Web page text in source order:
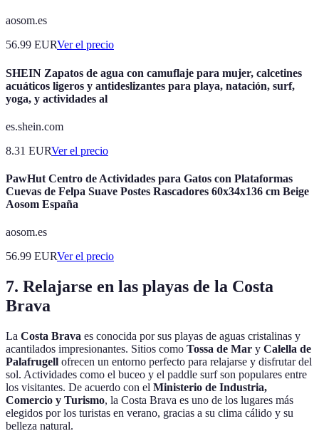
aosom.es
56.99 EURVer el precio
SHEIN Zapatos de agua con camuflaje para mujer, calcetines
acuáticos ligeros y antideslizantes para playa, natación, surf,
yoga, y actividades al
es.shein.com
8.31 EURVer el precio
PawHut Centro de Actividades para Gatos con Plataformas
Cuevas de Felpa Suave Postes Rascadores 60x34x136 cm Beige
Aosom España
aosom.es
56.99 EURVer el precio
7. Relajarse en las playas de la Costa
Brava
La Costa Brava es conocida por sus playas de aguas cristalinas y
acantilados impresionantes. Sitios como Tossa de Mar y Calella de
Palafrugell ofrecen un entorno perfecto para relajarse y disfrutar del
sol. Actividades como el buceo y el paddle surf son populares entre
los visitantes. De acuerdo con el Ministerio de Industria,
Comercio y Turismo, la Costa Brava es uno de los lugares más
elegidos por los turistas en verano, gracias a su clima cálido y su
belleza natural.